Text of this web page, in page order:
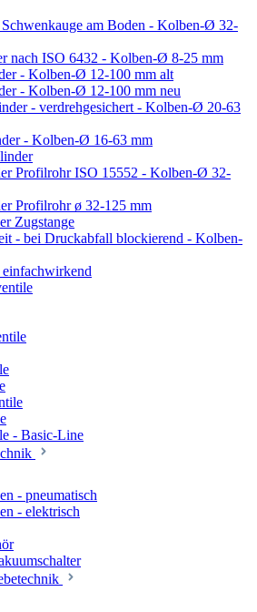
am Boden - Kolben-Ø 32-
nach ISO 6432 - Kolben-Ø 8-25 mm
- Kolben-Ø 12-100 mm alt
- Kolben-Ø 12-100 mm neu
- verdrehgesichert - Kolben-Ø 20-63
- Kolben-Ø 16-63 mm
Profilrohr ISO 15552 - Kolben-Ø 32-
Profilrohr ø 32-125 mm
Zugstange
- bei Druckabfall blockierend - Kolben-
- Basic-Line
- pneumatisch
- elektrisch